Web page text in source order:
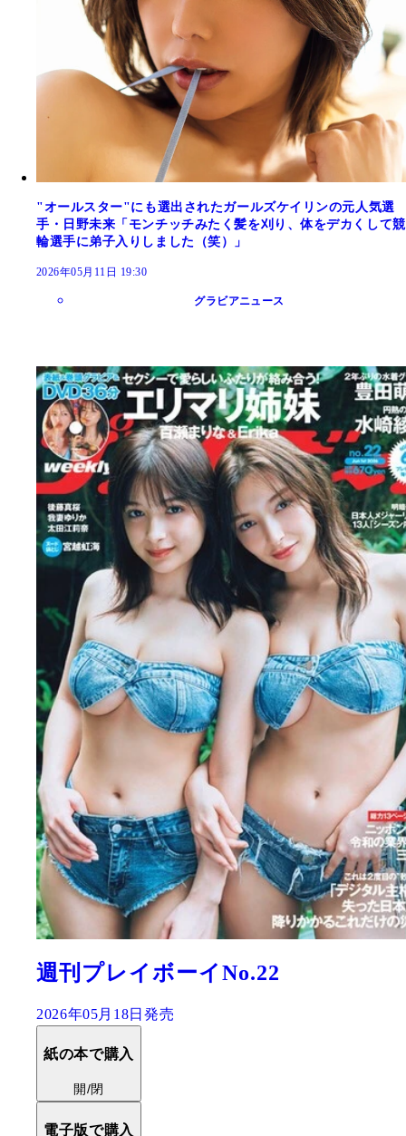
"オールスター"にも選出されたガールズケイリンの元人気選
手・日野未来「モンチッチみたく髪を刈り、体をデカくして競
輪選手に弟子入りしました（笑）」
2026年05月11日 19:30
グラビアニュース
週刊プレイボーイNo.22
2026年05月18日発売
紙の本で購入
開/閉
電子版で購入